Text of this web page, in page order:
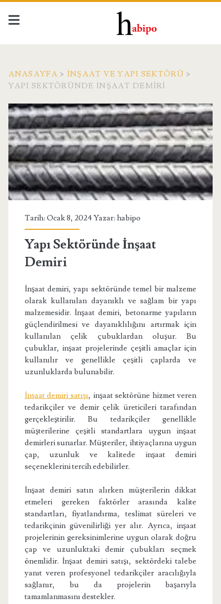
ANASAYFA > İNŞAAT VE YAPI SEKTÖRÜ >
YAPI SEKTÖRÜNDE İNŞAAT DEMIRI
Tarih: Ocak 8, 2024 Yazar: habipo
Yapı Sektöründe İnşaat
Demiri
İnşaat demiri, yapı sektöründe temel bir malzeme
olarak kullanılan dayanıklı ve sağlam bir yapı
malzemesidir. İnşaat demiri, betonarme yapıların
güçlendirilmesi ve dayanıklılığını artırmak için
kullanılan çelik çubuklardan oluşur. Bu
çubuklar, inşaat projelerinde çeşitli amaçlar için
kullanılır ve genellikle çeşitli çaplarda ve
uzunluklarda bulunabilir.
İnşaat demiri satışı, inşaat sektörüne hizmet veren
tedarikçiler ve demir çelik üreticileri tarafından
gerçekleştirilir. Bu tedarikçiler genellikle
müşterilerine çeşitli standartlara uygun inşaat
demirleri sunarlar. Müşteriler, ihtiyaçlarına uygun
çap, uzunluk ve kalitede inşaat demiri
seçeneklerini tercih edebilirler.
İnşaat demiri satın alırken müşterilerin dikkat
etmeleri gereken faktörler arasında kalite
standartları, fiyatlandırma, teslimat süreleri ve
tedarikçinin güvenilirliği yer alır. Ayrıca, inşaat
projelerinin gereksinimlerine uygun olarak doğru
çap ve uzunluktaki demir çubukları seçmek
önemlidir. İnşaat demiri satışı, sektördeki talebe
yanıt veren profesyonel tedarikçiler aracılığıyla
sağlanır, bu da projelerin başarıyla
tamamlanmasını destekler.